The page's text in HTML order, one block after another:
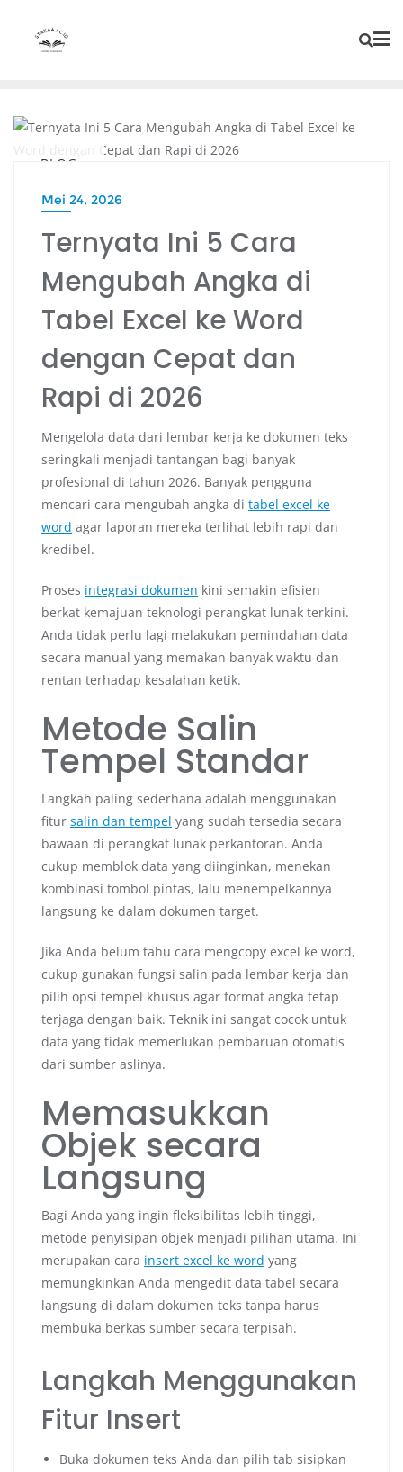
BLOG
Mei 24, 2026
Ternyata Ini 5 Cara
Mengubah Angka di
Tabel Excel ke Word
dengan Cepat dan
Rapi di 2026
Mengelola data dari lembar kerja ke dokumen teks
seringkali menjadi tantangan bagi banyak
profesional di tahun 2026. Banyak pengguna
mencari cara mengubah angka di tabel excel ke
word agar laporan mereka terlihat lebih rapi dan
kredibel.
Proses integrasi dokumen kini semakin efisien
berkat kemajuan teknologi perangkat lunak terkini.
Anda tidak perlu lagi melakukan pemindahan data
secara manual yang memakan banyak waktu dan
rentan terhadap kesalahan ketik.
Metode Salin
Tempel Standar
Langkah paling sederhana adalah menggunakan
fitur salin dan tempel yang sudah tersedia secara
bawaan di perangkat lunak perkantoran. Anda
cukup memblok data yang diinginkan, menekan
kombinasi tombol pintas, lalu menempelkannya
langsung ke dalam dokumen target.
Jika Anda belum tahu cara mengcopy excel ke word,
cukup gunakan fungsi salin pada lembar kerja dan
pilih opsi tempel khusus agar format angka tetap
terjaga dengan baik. Teknik ini sangat cocok untuk
data yang tidak memerlukan pembaruan otomatis
dari sumber aslinya.
Memasukkan
Objek secara
Langsung
Bagi Anda yang ingin fleksibilitas lebih tinggi,
metode penyisipan objek menjadi pilihan utama. Ini
merupakan cara insert excel ke word yang
memungkinkan Anda mengedit data tabel secara
langsung di dalam dokumen teks tanpa harus
membuka berkas sumber secara terpisah.
Langkah Menggunakan
Fitur Insert
Buka dokumen teks Anda dan pilih tab sisipkan